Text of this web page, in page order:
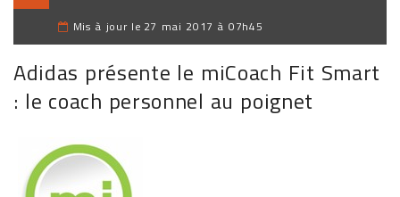
Mis à jour le 27 mai 2017 à 07h45
Adidas présente le miCoach Fit Smart
: le coach personnel au poignet